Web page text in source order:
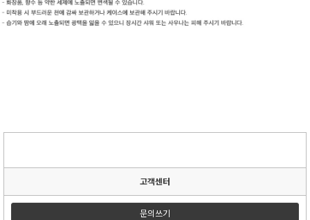
고객센터
문의쓰기